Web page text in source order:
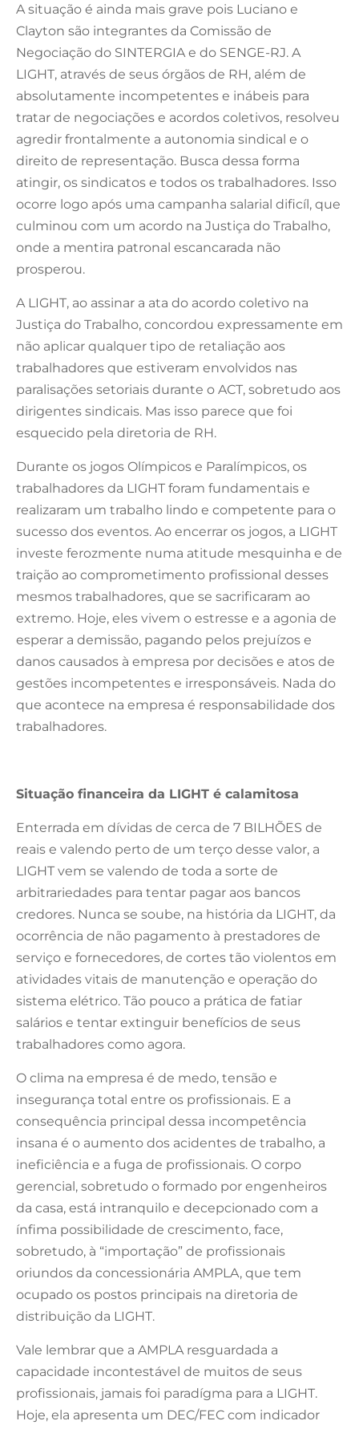
A situação é ainda mais grave pois Luciano e
Clayton são integrantes da Comissão de
Negociação do SINTERGIA e do SENGE-RJ. A
LIGHT, através de seus órgãos de RH, além de
absolutamente incompetentes e inábeis para
tratar de negociações e acordos coletivos, resolveu
agredir frontalmente a autonomia sindical e o
direito de representação. Busca dessa forma
atingir, os sindicatos e todos os trabalhadores. Isso
ocorre logo após uma campanha salarial dificíl, que
culminou com um acordo na Justiça do Trabalho,
onde a mentira patronal escancarada não
prosperou.
A LIGHT, ao assinar a ata do acordo coletivo na
Justiça do Trabalho, concordou expressamente em
não aplicar qualquer tipo de retaliação aos
trabalhadores que estiveram envolvidos nas
paralisações setoriais durante o ACT, sobretudo aos
dirigentes sindicais. Mas isso parece que foi
esquecido pela diretoria de RH.
Durante os jogos Olímpicos e Paralímpicos, os
trabalhadores da LIGHT foram fundamentais e
realizaram um trabalho lindo e competente para o
sucesso dos eventos. Ao encerrar os jogos, a LIGHT
investe ferozmente numa atitude mesquinha e de
traição ao comprometimento profissional desses
mesmos trabalhadores, que se sacrificaram ao
extremo. Hoje, eles vivem o estresse e a agonia de
esperar a demissão, pagando pelos prejuízos e
danos causados à empresa por decisões e atos de
gestões incompetentes e irresponsáveis. Nada do
que acontece na empresa é responsabilidade dos
trabalhadores.
Situação financeira da LIGHT é calamitosa
Enterrada em dívidas de cerca de 7 BILHÕES de
reais e valendo perto de um terço desse valor, a
LIGHT vem se valendo de toda a sorte de
arbitrariedades para tentar pagar aos bancos
credores. Nunca se soube, na história da LIGHT, da
ocorrência de não pagamento à prestadores de
serviço e fornecedores, de cortes tão violentos em
atividades vitais de manutenção e operação do
sistema elétrico. Tão pouco a prática de fatiar
salários e tentar extinguir benefícios de seus
trabalhadores como agora.
O clima na empresa é de medo, tensão e
insegurança total entre os profissionais. E a
consequência principal dessa incompetência
insana é o aumento dos acidentes de trabalho, a
ineficiência e a fuga de profissionais. O corpo
gerencial, sobretudo o formado por engenheiros
da casa, está intranquilo e decepcionado com a
ínfima possibilidade de crescimento, face,
sobretudo, à “importação” de profissionais
oriundos da concessionária AMPLA, que tem
ocupado os postos principais na diretoria de
distribuição da LIGHT.
Vale lembrar que a AMPLA resguardada a
capacidade incontestável de muitos de seus
profissionais, jamais foi paradígma para a LIGHT.
Hoje, ela apresenta um DEC/FEC com indicador